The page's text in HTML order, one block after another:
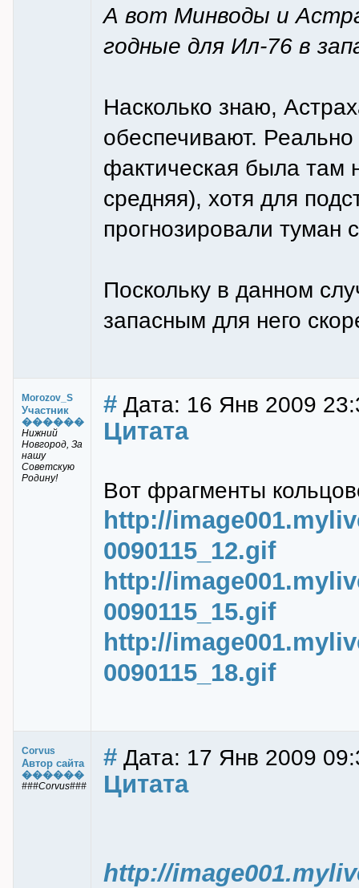
А вот Минводы и
годные для Ил-76 в
Насколько знаю,
обеспечивают.
фактическая была там
средняя), хотя для
прогнозировали туман
Поскольку в данном
запасным для него
Morozov_S
Участник
������
Нижний
Новгород, За
нашу
Советскую
Родину!
# Дата: 16 Янв 2009
Цитата
Вот фрагменты
http://
0090115_12.gif
http://
0090115_15.gif
http://
0090115_18.gif
Corvus
Автор сайта
������
###Corvus###
# Дата: 17 Янв 2009
Цитата
http://